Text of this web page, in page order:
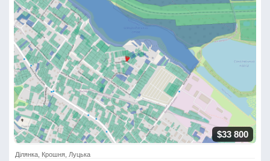
$33 800
Ділянка, Крошня, Луцька